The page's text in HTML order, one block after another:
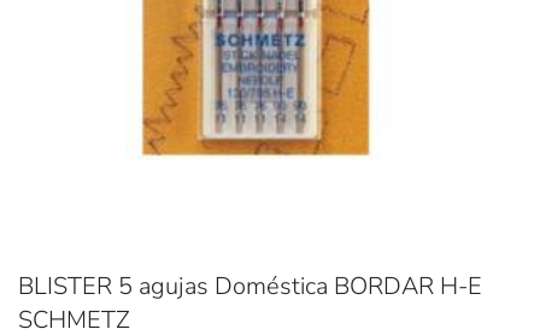
BLISTER 5 agujas Doméstica BORDAR H-E
SCHMETZ